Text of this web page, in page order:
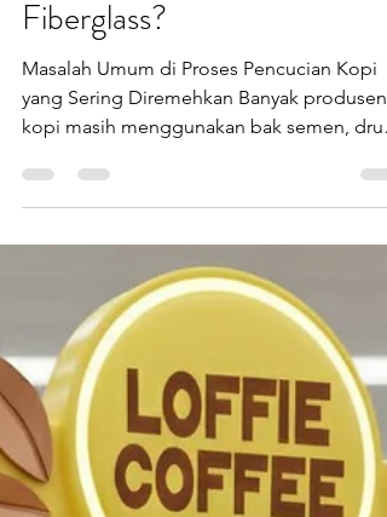
Mengapa Memilih Bak
Pencucian Kopi
Fiberglass?
bekas, atau wadah plastik biasa. Sekilas
terlihat berfungsi, tapi dalam jangka
justru menyimpan risiko. Permukaan yang
kasar dan sulit dibersihkan bisa menjadi
sarang kotoran dan bakteri. Inilah alasan
kenapa bak pencucian kopi higienis bukan
lagi pilihan, melainkan kebutuhan. Kenapa
Higienitas Sangat Penting dalam Produksi